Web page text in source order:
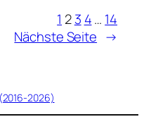
1 23 4… 14
Nächste Seite →
2026)